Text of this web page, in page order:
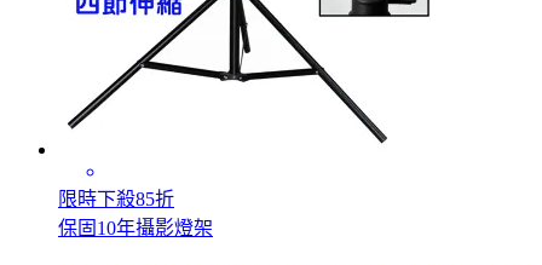
限時下殺85折
保固10年攝影燈架